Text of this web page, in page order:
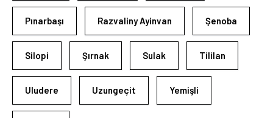
Pınarbaşı Razvaliny Ayinvan Şenoba
Silopi Şırnak Sulak Tililan
Uludere Uzungeçit Yemişli